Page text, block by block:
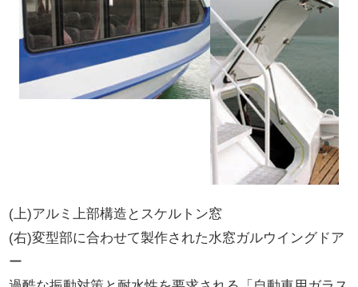
(上)アルミ上部構造とスケルトン窓
(右)変型部に合わせて製作された水窓ガルウイングドア
ー